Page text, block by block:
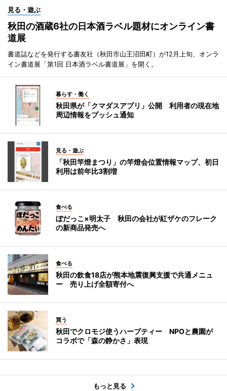
見る・遊ぶ
秋田の酒蔵6社の日本酒ラベル題材にオンライン書
道展
書道誌などを発行する書友社（秋田市山王沼田町）が12月上旬、オンラ
イン書道展「第1回 日本酒ラベル書道展」を開く。
暮らす・働く
秋田県が「クマダスアプリ」公開 利用者の現在地
周辺情報をプッシュ通知
見る・遊ぶ
「秋田竿燈まつり」の竿燈会位置情報マップ、初日
利用は前年比3割増
食べる
ぼだっこ×明太子 秋田の会社が紅ザケのフレーク
の新商品発売へ
食べる
秋田の飲食18店が熊本地震復興支援で共通メニュ
ー 売り上げ全額寄付へ
買う
秋田でクロモジ使うハーブティー NPOと農園が
コラボで「森の静かさ」表現
もっと見る